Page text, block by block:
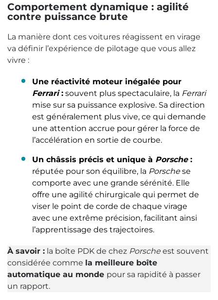
Comportement dynamique : agilité
contre puissance brute
La manière dont ces voitures réagissent en virage
va définir l’expérience de pilotage que vous allez
vivre :
Une réactivité moteur inégalée pour
Ferrari: souvent plus spectaculaire, la Ferrari
mise sur sa puissance explosive. Sa direction
est généralement plus vive, ce qui demande
une attention accrue pour gérer la force de
l’accélération en sortie de courbe.
Un châssis précis et unique à Porsche:
réputée pour son équilibre, la Porschese
comporte avec une grande sérénité. Elle
offre une agilité chirurgicale qui permet de
viser le point de corde de chaque virage
avec une extrême précision, facilitant ainsi
l’apprentissage des trajectoires.
À savoir : la boîte PDK de chez Porsche est souvent
considérée comme la meilleure boîte
automatique au monde pour sa rapidité à passer
un rapport.